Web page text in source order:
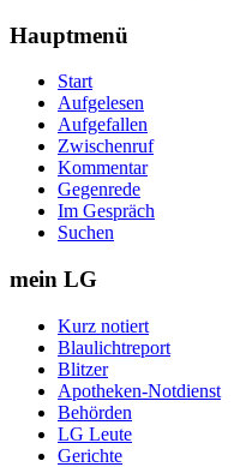
Hauptmenü
Start
Aufgelesen
Aufgefallen
Zwischenruf
Kommentar
Gegenrede
Im Gespräch
Suchen
mein LG
Kurz notiert
Blaulichtreport
Blitzer
Apotheken-Notdienst
Behörden
LG Leute
Gerichte